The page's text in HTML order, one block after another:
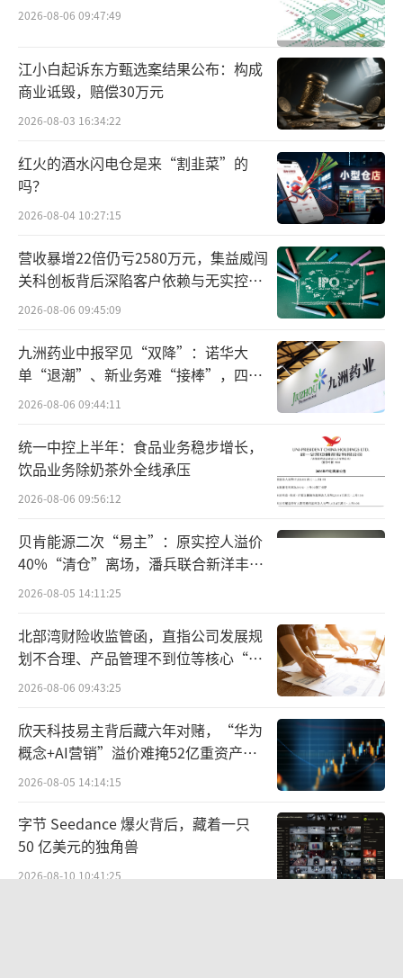
京东外卖上线75天日订单量再创新高，已
突破2000万单。京东618期间，京东外卖百亿
补贴也将持续加码，消费者下单最高立减61.8
元；并全新升级百亿补贴爆品玩法，既可即买
同时，京东外卖正式推出“京东超级外卖
日”活动，每月18日开启专属狂欢，咖啡、奶
茶1.68元一杯，人人可抢。京东外卖官方储值
账户“京东饭卡”也带来新福利，消费者充值5
00元最高可得618元，可自用，可送礼。5月18
日和6月18日当天下单，还有更多限量惊喜。
京东618正式开启后，京东百亿补贴日、超
省特价日、超级直播日、PLUS会员日也将如约
而至，为消费者带来大牌爆款1折抢、5折秒杀
价、特价2元包邮等层层福利。每晚8点，看京
东直播，千款商品1折抢。京东PLUS会员用户
还可多轮次领取超千元超级补贴，并可与其他
优惠叠加使用。针对各品类大牌爆款、新奇好
物，京东618期间也有海量优惠放送不间断。
六大惊喜日引关注，京东618夏日歌会3万
张门票免费送
2026-08-06 09:47:49
江小白起诉东方甄选案结果公布：构成
商业诋毁，赔偿30万元
2026-08-03 16:34:22
红火的酒水闪电仓是来“割韭菜”的
吗？
2026-08-04 10:27:15
营收暴增22倍仍亏2580万元，集益威闯
关科创板背后深陷客户依赖与无实控人
困局
2026-08-06 09:45:09
九洲药业中报罕见“双降”：诺华大
单“退潮”、新业务难“接棒”，四大
难关待闯
2026-08-06 09:44:11
统一中控上半年：食品业务稳步增长，
饮品业务除奶茶外全线承压
2026-08-06 09:56:12
贝肯能源二次“易主”：原实控人溢价
40%“清仓”离场，潘兵联合新洋丰、
宏科百世拟入主
2026-08-05 14:11:25
北部湾财险收监管函，直指公司发展规
划不合理、产品管理不到位等核心“痛
点”
2026-08-06 09:43:25
欣天科技易主背后藏六年对赌，“华为
概念+AI营销”溢价难掩52亿重资产考
验
2026-08-05 14:14:15
字节 Seedance 爆火背后，藏着一只
50 亿美元的独角兽
2026-08-10 10:41:25